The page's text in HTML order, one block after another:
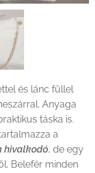
és lánc füllel
Anyaga
táska is.
a
hivalkodó, de egy
Belefér minden